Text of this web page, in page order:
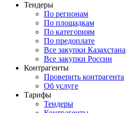
Тендеры
По регионам
По площадкам
По категориям
По предоплате
Все закупки Казахстана
Все закупки России
Контрагенты
Проверить контрагента
Об услуге
Тарифы
Тендеры